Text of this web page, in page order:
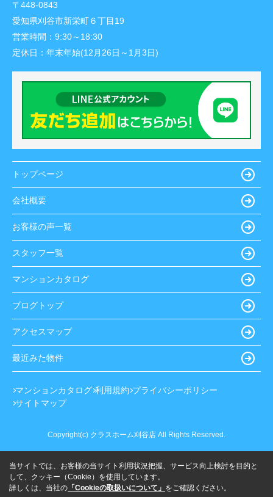
〒448-0843
愛知県刈谷市新栄町６丁目19
営業時間： 9:30～18:30
定休日： 年末年始(12月26日～1月3日)
トップページ
会社概要
お客様の声一覧
スタッフ一覧
マンションカタログ
ブログトップ
アクセスマップ
最近みた物件
マンションカタログ 利用規約 プライバシーポリシー
サイトマップ
Copyright(c) クラスホーム刈谷店 All Rights Reserved.
当サイトでは、お客様の当サイト利用状況把握、サービス向上検討を目的と
して、クッキー（Cookie）を使用しています。
詳しくは、当社の 「Cookieの取扱いについて」 をご確認ください。